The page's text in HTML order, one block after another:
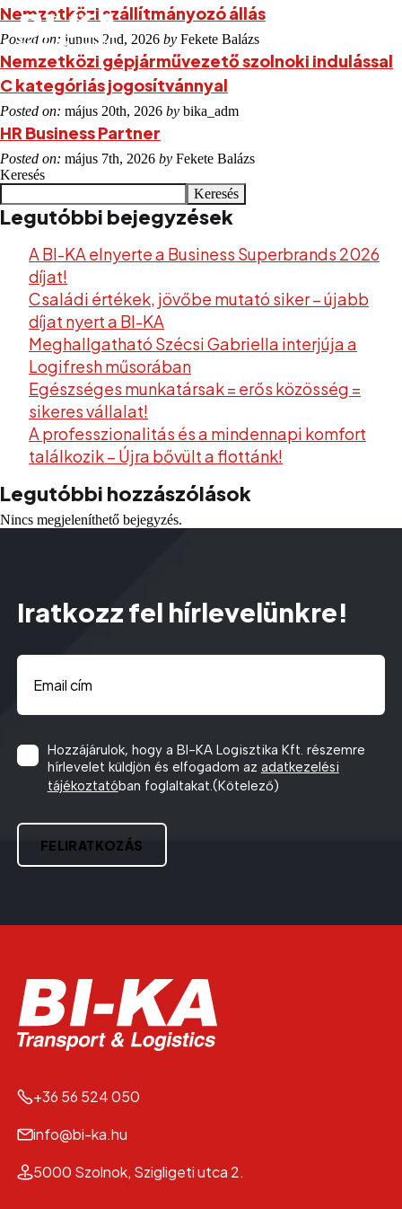
Nemzetközi szállítmányozó állás
Posted on: június 2nd, 2026 by Fekete Balázs
Nemzetközi gépjárművezető szolnoki indulással
C kategóriás jogosítvánnyal
Posted on: május 20th, 2026 by bika_adm
HR Business Partner
Posted on: május 7th, 2026 by Fekete Balázs
Keresés
Keresés
Legutóbbi bejegyzések
A BI-KA elnyerte a Business Superbrands 2026
díjat!
Családi értékek, jövőbe mutató siker – újabb
díjat nyert a BI-KA
Meghallgatható Szécsi Gabriella interjúja a
Logifresh műsorában
Egészséges munkatársak = erős közösség =
sikeres vállalat!
A professzionalitás és a mindennapi komfort
találkozik – Újra bővült a flottánk!
Legutóbbi hozzászólások
Nincs megjeleníthető bejegyzés.
Iratkozz fel hírlevelünkre!
Email
Consent(Kötelező)
Hozzájárulok, hogy a BI-KA Logisztika Kft. részemre
hírlevelet küldjön és elfogadom az adatkezelési
tájékoztatóban foglaltakat.(Kötelező)
CAPTCHA
FELIRATKOZÁS
+36 56 524 050
info@bi-ka.hu
5000 Szolnok, Szigligeti utca 2.